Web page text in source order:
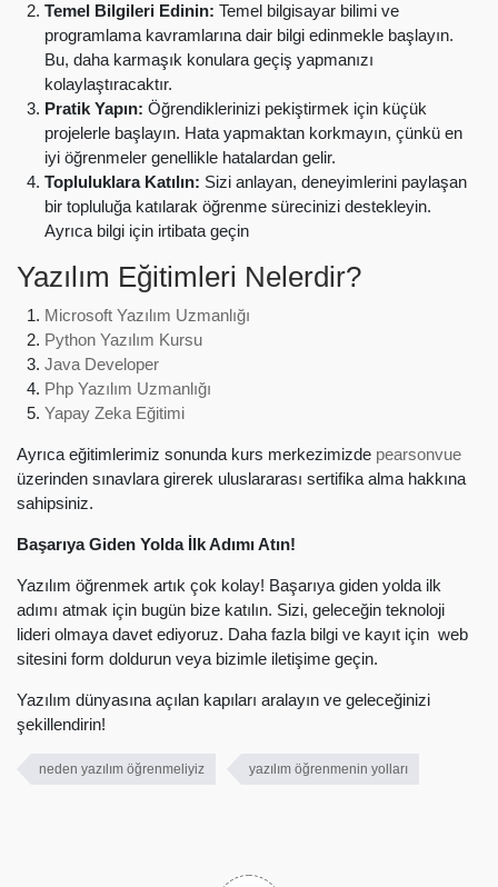
Temel Bilgileri Edinin: Temel bilgisayar bilimi ve
programlama kavramlarına dair bilgi edinmekle başlayın.
Bu, daha karmaşık konulara geçiş yapmanızı
kolaylaştıracaktır.
Pratik Yapın: Öğrendiklerinizi pekiştirmek için küçük
projelerle başlayın. Hata yapmaktan korkmayın, çünkü en
iyi öğrenmeler genellikle hatalardan gelir.
Topluluklara Katılın: Sizi anlayan, deneyimlerini paylaşan
bir topluluğa katılarak öğrenme sürecinizi destekleyin.
Ayrıca bilgi için irtibata geçin
Yazılım Eğitimleri Nelerdir?
Microsoft Yazılım Uzmanlığı
Python Yazılım Kursu
Java Developer
Php Yazılım Uzmanlığı
Yapay Zeka Eğitimi
Ayrıca eğitimlerimiz sonunda kurs merkezimizde pearsonvue
üzerinden sınavlara girerek uluslararası sertifika alma hakkına
sahipsiniz.
Başarıya Giden Yolda İlk Adımı Atın!
Yazılım öğrenmek artık çok kolay! Başarıya giden yolda ilk
adımı atmak için bugün bize katılın. Sizi, geleceğin teknoloji
lideri olmaya davet ediyoruz. Daha fazla bilgi ve kayıt için web
sitesini form doldurun veya bizimle iletişime geçin.
Yazılım dünyasına açılan kapıları aralayın ve geleceğinizi
şekillendirin!
neden yazılım öğrenmeliyiz yazılım öğrenmenin yolları